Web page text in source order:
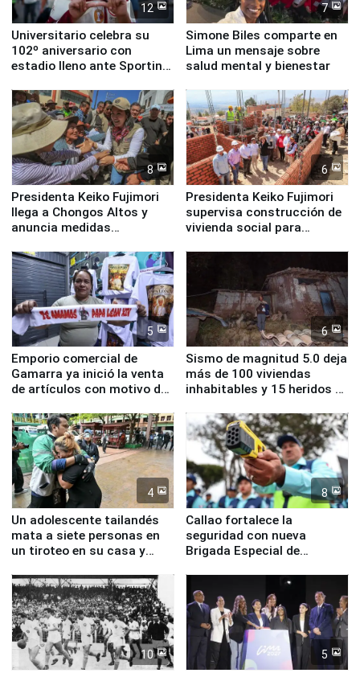
12
Universitario celebra su
102º aniversario con
estadio lleno ante Sporting
7
Simone Biles comparte en
Lima un mensaje sobre
salud mental y bienestar
8
Presidenta Keiko Fujimori
llega a Chongos Altos y
anuncia medidas
educación, salud y empleo
6
Presidenta Keiko Fujimori
supervisa construcción de
vivienda social para
5
Emporio comercial de
Gamarra ya inició la venta
de artículos con motivo de
6
Sismo de magnitud 5.0 deja
más de 100 viviendas
inhabitables y 15 heridos en
4
Un adolescente tailandés
mata a siete personas en
un tiroteo en su casa y
8
Callao fortalece la
seguridad con nueva
Brigada Especial de
equipamiento para
Serenazgo
10 5